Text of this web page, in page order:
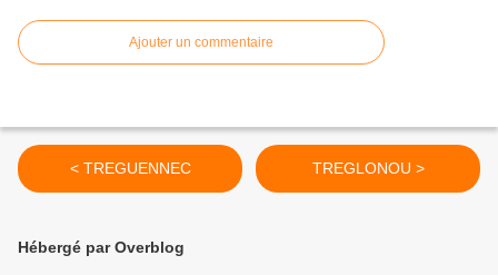
Ajouter un commentaire
< TREGUENNEC TREGLONOU >
Hébergé par Overblog